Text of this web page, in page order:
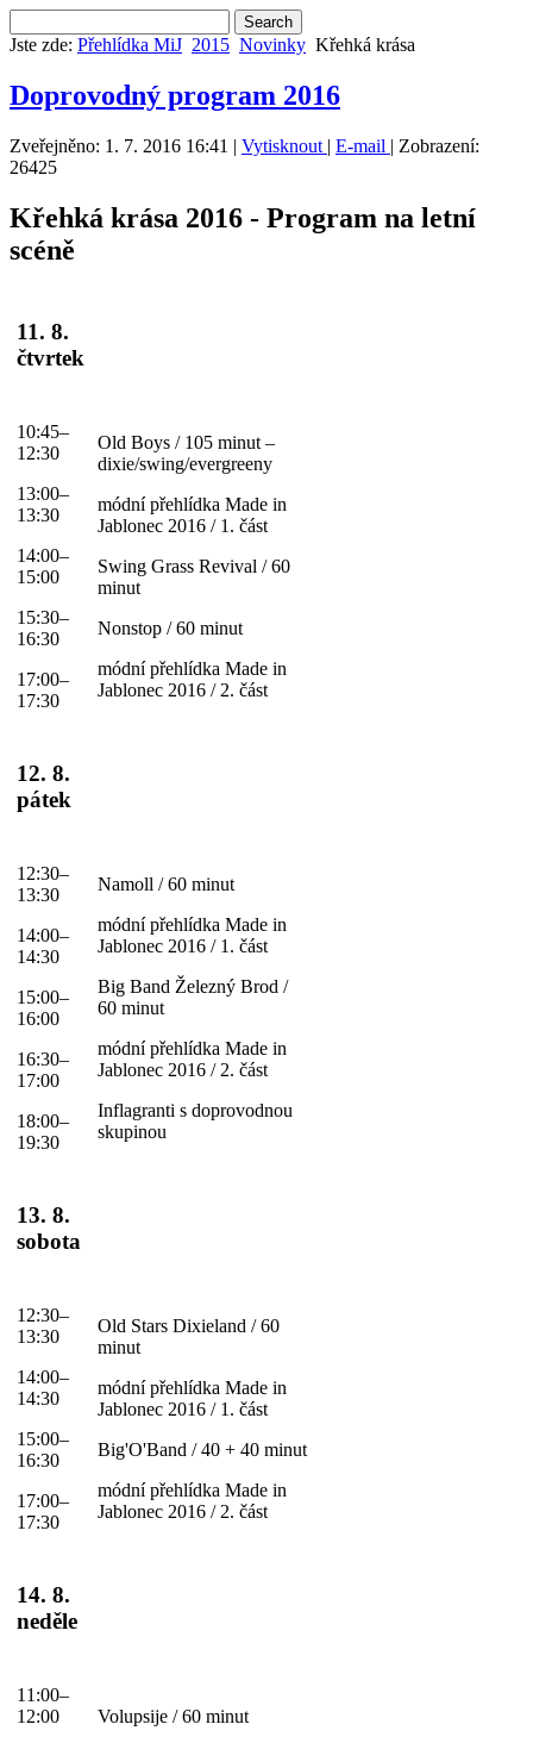
Jste zde: Přehlídka MiJ 2015 Novinky Křehká krása
Doprovodný program 2016
Zveřejněno: 1. 7. 2016 16:41 | Vytisknout | E-mail | Zobrazení:
26425
Křehká krása 2016 - Program na letní
scéně
11. 8.
čtvrtek
10:45–
12:30
13:00–
13:30
14:00–
15:00
15:30–
16:30
17:00–
17:30
Old Boys / 105 minut –
dixie/swing/evergreeny
módní přehlídka Made in
Jablonec 2016 / 1. část
Swing Grass Revival / 60
minut
Nonstop / 60 minut
módní přehlídka Made in
Jablonec 2016 / 2. část
12. 8.
pátek
12:30–
13:30
14:00–
14:30
15:00–
16:00
16:30–
17:00
18:00–
19:30
Namoll / 60 minut
módní přehlídka Made in
Jablonec 2016 / 1. část
Big Band Železný Brod /
60 minut
módní přehlídka Made in
Jablonec 2016 / 2. část
Inflagranti s doprovodnou
skupinou
13. 8.
sobota
12:30–
13:30
14:00–
14:30
15:00–
16:30
17:00–
17:30
Old Stars Dixieland / 60
minut
módní přehlídka Made in
Jablonec 2016 / 1. část
Big'O'Band / 40 + 40 minut
módní přehlídka Made in
Jablonec 2016 / 2. část
14. 8.
neděle
11:00–
12:00
Volupsije / 60 minut